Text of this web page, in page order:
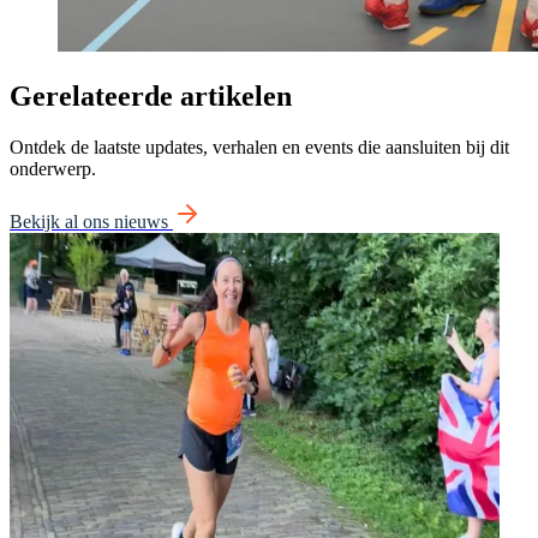
Gerelateerde artikelen
Ontdek de laatste updates, verhalen en events die aansluiten bij dit
onderwerp.
Bekijk al ons nieuws